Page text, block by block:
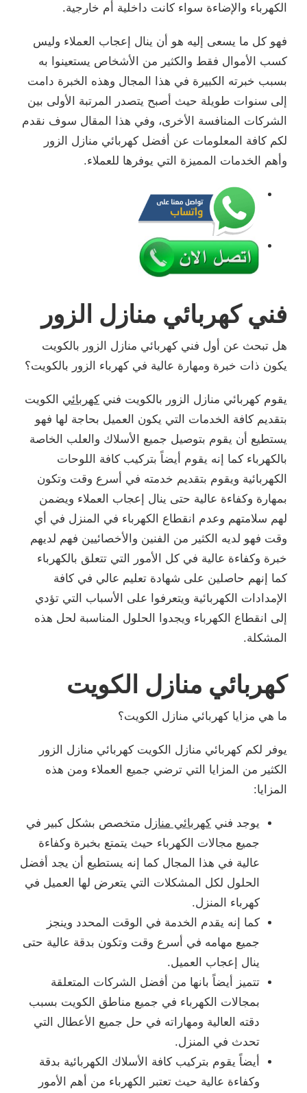
الكهرباء والإضاءة سواء كانت داخلية أم خارجية.
فهو كل ما يسعى إليه هو أن ينال إعجاب العملاء وليس
كسب الأموال فقط والكثير من الأشخاص يستعينوا به
بسبب خبرته الكبيرة في هذا المجال وهذه الخبرة دامت
إلى سنوات طويلة حيث أصبح يتصدر المرتبة الأولى بين
الشركات المنافسة الأخرى، وفي هذا المقال سوف نقدم
لكم كافة المعلومات عن أفضل كهربائي منازل الزور
وأهم الخدمات المميزة التي يوفرها للعملاء.
فني كهربائي منازل الزور
هل تبحث عن أول فني كهربائي منازل الزور بالكويت
يكون ذات خبرة ومهارة عالية في كهرباء الزور بالكويت؟
يقوم كهربائي منازل الزور بالكويت فني كهربائي الكويت
بتقديم كافة الخدمات التي يكون العميل بحاجة لها فهو
يستطيع أن يقوم بتوصيل جميع الأسلاك والعلب الخاصة
بالكهرباء كما إنه يقوم أيضاً بتركيب كافة اللوحات
الكهربائية ويقوم بتقديم خدمته في أسرع وقت وتكون
بمهارة وكفاءة عالية حتى ينال إعجاب العملاء ويضمن
لهم سلامتهم وعدم انقطاع الكهرباء في المنزل في أي
وقت فهو لديه الكثير من الفنين والأخصائيين فهم لديهم
خبرة وكفاءة عالية في كل الأمور التي تتعلق بالكهرباء
كما إنهم حاصلين على شهادة تعليم عالي في كافة
الإمدادات الكهربائية ويتعرفوا على الأسباب التي تؤدي
إلى انقطاع الكهرباء ويجدوا الحلول المناسبة لحل هذه
المشكلة.
كهربائي منازل الكويت
ما هي مزايا كهربائي منازل الكويت؟
يوفر لكم كهربائي منازل الكويت كهربائي منازل الزور
الكثير من المزايا التي ترضي جميع العملاء ومن هذه
المزايا:
يوجد فني كهربائي منازل متخصص بشكل كبير في
جميع مجالات الكهرباء حيث يتمتع بخبرة وكفاءة
عالية في هذا المجال كما إنه يستطيع أن يجد أفضل
الحلول لكل المشكلات التي يتعرض لها العميل في
كهرباء المنزل.
كما إنه يقدم الخدمة في الوقت المحدد وينجز
جميع مهامه في أسرع وقت وتكون بدقة عالية حتى
ينال إعجاب العميل.
تتميز أيضاً بانها من أفضل الشركات المتعلقة
بمجالات الكهرباء في جميع مناطق الكويت بسبب
دقته العالية ومهاراته في حل جميع الأعطال التي
تحدث في المنزل.
أيضاً يقوم بتركيب كافة الأسلاك الكهربائية بدقة
وكفاءة عالية حيث تعتبر الكهرباء من أهم الأمور